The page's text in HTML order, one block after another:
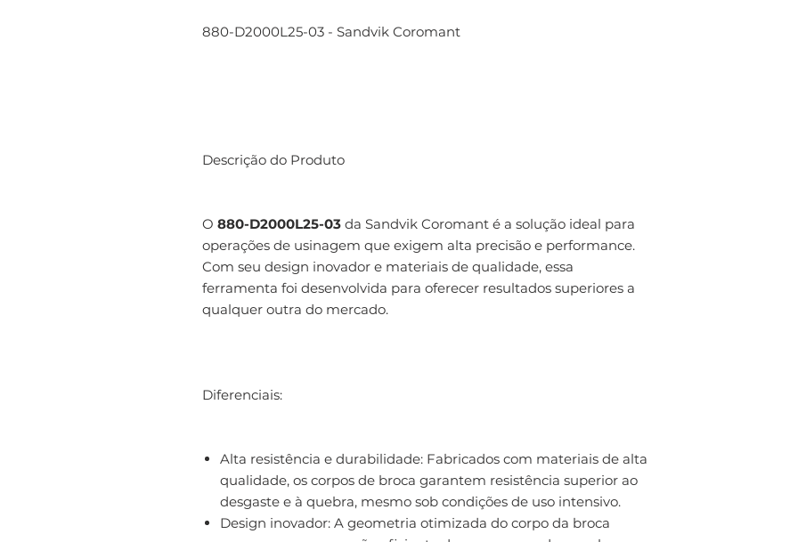
880-D2000L25-03 - Sandvik Coromant
Descrição do Produto
O 880-D2000L25-03 da Sandvik Coromant é a solução ideal para
operações de usinagem que exigem alta precisão e performance.
Com seu design inovador e materiais de qualidade, essa
ferramenta foi desenvolvida para oferecer resultados superiores a
qualquer outra do mercado.
Diferenciais:
Alta resistência e durabilidade: Fabricados com materiais de alta
qualidade, os corpos de broca garantem resistência superior ao
desgaste e à quebra, mesmo sob condições de uso intensivo.
Design inovador: A geometria otimizada do corpo da broca